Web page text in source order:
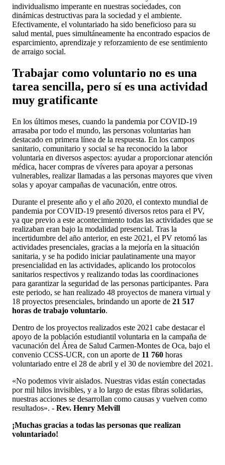
individualismo imperante en nuestras sociedades, con
dinámicas destructivas para la sociedad y el ambiente.
Efectivamente, el voluntariado ha sido beneficioso para su
salud mental, pues simultáneamente ha encontrado espacios de
esparcimiento, aprendizaje y reforzamiento de ese sentimiento
de arraigo social.
Trabajar como voluntario no es una
tarea sencilla, pero sí es una actividad
muy gratificante
En los últimos meses, cuando la pandemia por COVID-19
arrasaba por todo el mundo, las personas voluntarias han
destacado en primera línea de la respuesta. En los campos
sanitario, comunitario y social se ha reconocido la labor
voluntaria en diversos aspectos: ayudar a proporcionar atención
médica, hacer compras de víveres para apoyar a personas
vulnerables, realizar llamadas a las personas mayores que viven
solas y apoyar campañas de vacunación, entre otros.
Durante el presente año y el año 2020, el contexto mundial de
pandemia por COVID-19 presentó diversos retos para el PV,
ya que previo a este acontecimiento todas las actividades que se
realizaban eran bajo la modalidad presencial. Tras la
incertidumbre del año anterior, en este 2021, el PV retomó las
actividades presenciales, gracias a la mejoría en la situación
sanitaria, y se ha podido iniciar paulatinamente una mayor
presencialidad en las actividades, aplicando los protocolos
sanitarios respectivos y realizando todas las coordinaciones
para garantizar la seguridad de las personas participantes. Para
este periodo, se han realizado 48 proyectos de manera virtual y
18 proyectos presenciales, brindando un aporte de 21 517
horas de trabajo voluntario.
Dentro de los proyectos realizados este 2021 cabe destacar el
apoyo de la población estudiantil voluntaria en la campaña de
vacunación del Área de Salud Carmen-Montes de Oca, bajo el
convenio CCSS-UCR, con un aporte de 11 760 horas
voluntariado entre el 28 de abril y el 30 de noviembre del 2021.
«No podemos vivir aislados. Nuestras vidas están conectadas
por mil hilos invisibles, y a lo largo de estas fibras solidarias,
nuestras acciones se desarrollan como causas y vuelven como
resultados». - Rev. Henry Melvill
¡Muchas gracias a todas las personas que realizan
voluntariado!